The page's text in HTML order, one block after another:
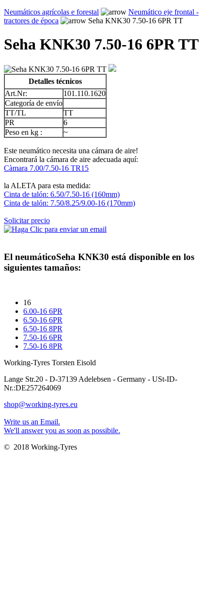
Neumáticos agrícolas e forestal
Neumático eje frontal -
tractores de época
Seha KNK30 7.50-16 6PR TT
Seha KNK30 7.50-16 6PR TT
Detalles técnicos
Art.Nr:
101.110.1620
Categoría de envío
TT/TL
TT
PR
6
Peso en kg :
~
Este neumático necesita una cámara de aire!
Encontrará la cámara de aire adecuada aquí:
Càmara 7.00/7.50-16 TR15
la ALETA para esta medida:
Cinta de talón: 6.50/7.50-16 (160mm)
Cinta de talón: 7.50/8.25/9.00-16 (170mm)
Solicitar precio
El neumáticoSeha KNK30 está disponible en los
siguientes tamaños:
16
6.00-16 6PR
6.50-16 6PR
6.50-16 8PR
7.50-16 6PR
7.50-16 8PR
Working-Tyres Torsten Eisold
Lange Str.20 - D-37139 Adelebsen - Germany - USt-ID-
Nr.:DE257264069
shop@working-tyres.eu
Write us an Email.
We'll answer you as soon as possibile.
© 2018 Working-Tyres